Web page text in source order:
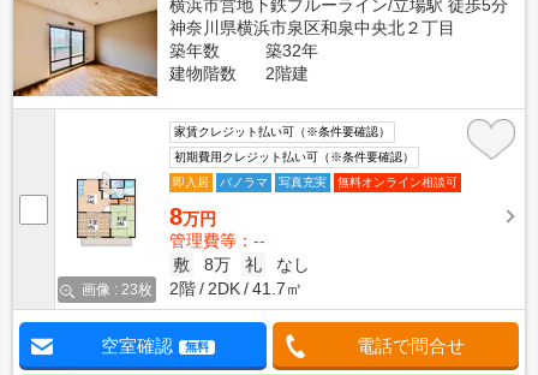
横浜市営地下鉄ブルーライン/立場駅 徒歩5分
神奈川県横浜市泉区和泉中央北２丁目
築年数
築32年
建物階数
2階建
画像 : 23枚
家賃クレジット払い可（※条件要確認）
初期費用クレジット払い可（※条件要確認）
即入居
パノラマ 写真充実 無料オンライン相談可
8万円
管理費等：--
敷
8万 礼
なし
2階
2DK 41.7㎡
空室確認 無料 電話で問合せ